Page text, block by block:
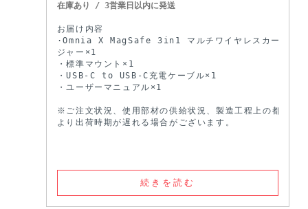
在庫あり / 3営業日以内に発送
お届け内容
·Omnia X MagSafe 3in1 マルチワイヤレスカーチャー
ジャー×1
・標準マウント×1
・USB-C to USB-C充電ケーブル×1
・ユーザーマニュアル×1
※ご注文状況、使用部材の供給状況、製造工程上の都合等
より出荷時期が遅れる場合がございます。
続きを読む